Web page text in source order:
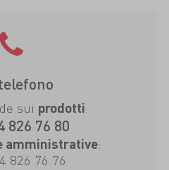
sui prodotti:
826 76 80
amministrative:
826 76 76